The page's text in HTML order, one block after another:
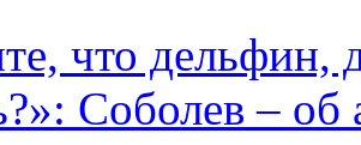
что дельфин,
Соболев – об